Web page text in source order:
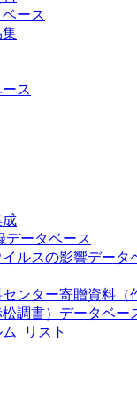
ース
集
ス
データベース
ルスの影響データ
ンター寄贈資料（
調書）データベー
_リスト